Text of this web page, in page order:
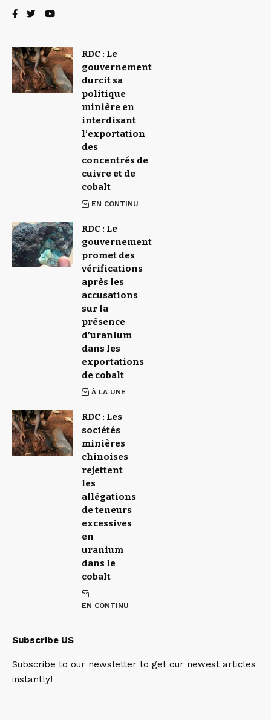
RDC : Le
gouvernement
durcit sa
politique
minière en
interdisant
l’exportation
des
concentrés de
cuivre et de
cobalt
EN CONTINU
RDC : Le
gouvernement
promet des
vérifications
après les
accusations
sur la
présence
d’uranium
dans les
exportations
de cobalt
À LA UNE
RDC : Les
sociétés
minières
chinoises
rejettent
les
allégations
de teneurs
excessives
en
uranium
dans le
cobalt
EN CONTINU
Subscribe US
Subscribe to our newsletter to get our newest articles
instantly!